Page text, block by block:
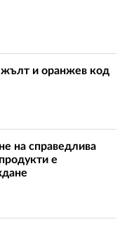
жълт и оранжев код
на справедлива
е